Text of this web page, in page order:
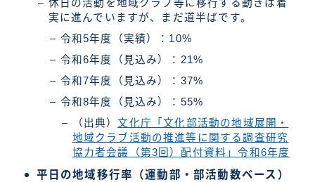
休日の活動を地域クラブ等に移行する動きは着
実に進んでいますが、まだ道半ばです。
令和5年度（実績）：10%
令和6年度（見込み）：21%
令和7年度（見込み）：37%
令和8年度（見込み）：55%
（出典）文化庁「文化部活動の地域展開・
地域クラブ活動の推進等に関する調査研究
協力者会議（第3回）配付資料」令和6年度
平日の地域移行率（運動部・部活動数ベース）